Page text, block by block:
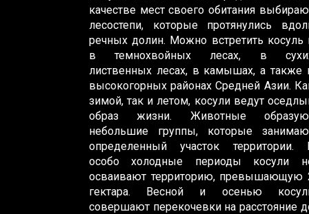
качестве мест своего обитания
лесостепи, которые протянулись
речных долин. Можно встретить косуль
в темнохвойных лесах, в
лиственных лесах, в камышах, а также
высокогорных районах Средней Азии.
зимой, так и летом, косули ведут
образ жизни. Животные
небольшие группы, которые
определенный участок территории.
особо холодные периоды косули
осваивают территорию, превышающую
гектара. Весной и осенью
совершают перекочевки на расстояние